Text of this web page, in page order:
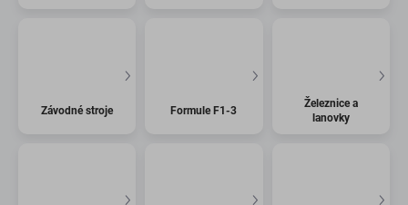
Závodné stroje Formule F1-3
Železnice a
lanovky